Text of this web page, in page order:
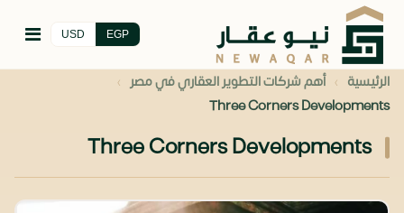
EGP
USD
الرئيسية › أهم شركات التطوير العقاري في مصر ›
Three Corners Developments
Three Corners Developments